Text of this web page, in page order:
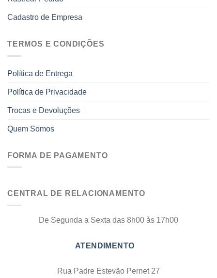
Cadastro de Empresa
TERMOS E CONDIÇÕES
Política de Entrega
Política de Privacidade
Trocas e Devoluções
Quem Somos
FORMA DE PAGAMENTO
CENTRAL DE RELACIONAMENTO
De Segunda a Sexta das 8h00 às 17h00
Rua Padre Estevão Pernet 27